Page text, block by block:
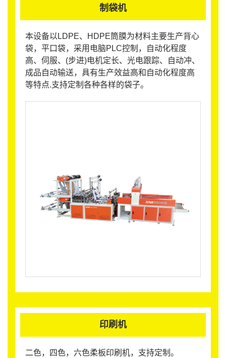
制袋机
本设备以LDPE、HDPE筒膜为材料主要生产背心
袋，平口袋，采用电脑PLC控制，自动化程度
高、伺服、(步进)电机定长、光电跟踪、自动冲、
成品自动输送，具有生产效益高和自动化程度高
等特点.支持定制各种各样的袋子。
印刷机
二色，四色，六色柔板印刷机，支持定制。